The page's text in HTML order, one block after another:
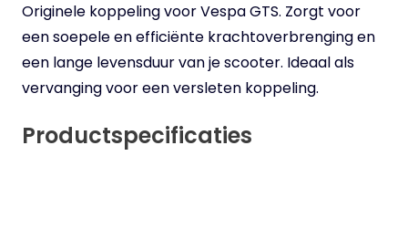
Originele koppeling voor Vespa GTS. Zorgt voor
een soepele en efficiënte krachtoverbrenging en
een lange levensduur van je scooter. Ideaal als
vervanging voor een versleten koppeling.
Productspecificaties